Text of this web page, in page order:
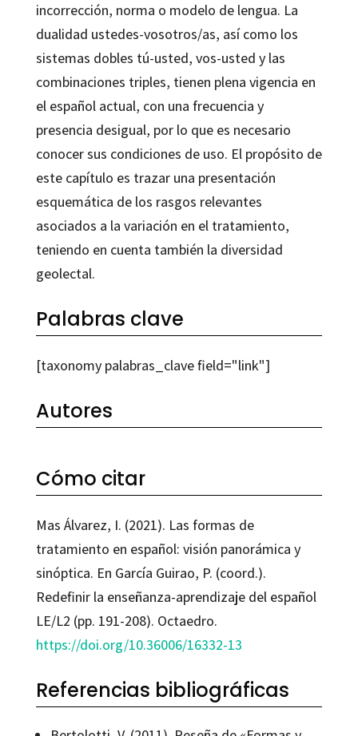
incorrección, norma o modelo de lengua. La
dualidad ustedes-vosotros/as, así como los
sistemas dobles tú-usted, vos-usted y las
combinaciones triples, tienen plena vigencia en
el español actual, con una frecuencia y
presencia desigual, por lo que es necesario
conocer sus condiciones de uso. El propósito de
este capítulo es trazar una presentación
esquemática de los rasgos relevantes
asociados a la variación en el tratamiento,
teniendo en cuenta también la diversidad
geolectal.
Palabras clave
[taxonomy palabras_clave field="link"]
Autores
Cómo citar
Mas Álvarez, I. (2021). Las formas de
tratamiento en español: visión panorámica y
sinóptica. En García Guirao, P. (coord.).
Redefinir la enseñanza-aprendizaje del español
LE/L2 (pp. 191-208). Octaedro.
https://doi.org/10.36006/16332-13
Referencias bibliográficas